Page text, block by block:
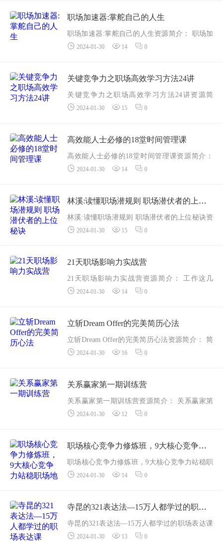
0...
职场加速器:掌舵自己的人生
职场加速器:掌舵自己的人生资源简介： 职场加
速器:掌舵自己的人生适用人群
想要尽快让在职场有所建树的你；
对自己的未来充满...
2024-01-30 14 0
关键竞争力之职场高效学习方法24讲
关键竞争力之职场高效学习方法24讲资源简
介： 关键竞争力之职场高效学习方法24讲课程
为什么有的人会以超过常人300%的速度掌握全
新技能？
为什么有的人只...
2024-01-30 15 0
高效能人士必修的18堂时间管理课
高效能人士必修的18堂时间管理课资源简介：
高效能人士必修的18堂时间管理课目录：
1你的时间都去哪儿了.mp4
2时间的特性和使用原则.mp4
3...
2024-01-30 14 0
林溪:读懂职场潜规则 职场潜伏者的上位秘诀
林溪:读懂职场潜规则 职场潜伏者的上位秘诀资
源简介：林溪:读懂职场潜规则 职场潜伏者的上
面试中如何看穿hr的伎俩？谈判时对面那家伙到
底想不想签约...
2024-01-30 15 0
21天职场影响力实战营
21天职场影响力实战营资源简介： 工作这几
年，你有没有觉得工作最痛苦的，其实不是人
想出一个好想法，兴致勃勃的提案，却只看到
领导的冷漠脸，根本...
2024-01-30 14 0
立斩Dream Offer的完美简历心法
立斩Dream Offer的完美简历心法资源简介： 简‌‌
历是一张扩大版的名片，是入职时的敲门砖，
2024-01-30 16 0
关系赢家第一期训练营
关系赢家第一期训练营资源简介： 关系赢家第
一期训练营课程简介：
你，是否初入职场，迷茫困惑找不到方向?
你，是否工作几年，却还是底层苦苦挣扎的小
...
2024-01-30 12 0
职场核心竞争力修炼班，9大核心竞争力站稳职场地位
职场核心竞争力修炼班，9大核心竞争力站稳职
场地位资源简介： 职场实用心理学，一个100万
职场强化系列课程
9个核心竞...
2024-01-30 14 0
寺昆的321表达法—15万人都学过的职场表达课
寺昆的321表达法—15万人都学过的职场表达课
资源简介： 为了帮助更多职场人，养成表达意
2024-01-30 13 0